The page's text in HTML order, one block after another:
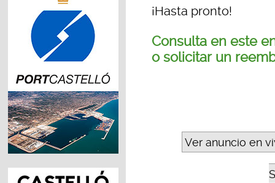
¡Hasta pronto!
Consulta en este
o solicitar un
Ver anuncio en